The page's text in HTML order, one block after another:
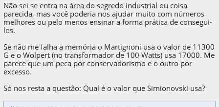
Não sei se entra na área do segredo industrial ou coisa
parecida, mas você poderia nos ajudar muito com números
melhores ou pelo menos ensinar a forma prática de consegui-
los.
Se não me falha a memória o Martignoni usa o valor de 11300
G e o Wolpert (no transformador de 100 Watts) usa 17000. Me
parece que um peca por conservadorismo e o outro por
excesso.
Só nos resta a questão: Qual é o valor que Simionovski usa?